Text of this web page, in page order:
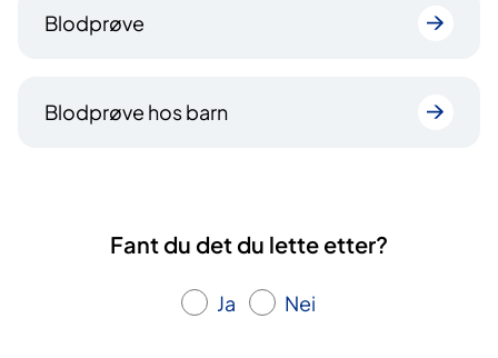
Blodprøve
Blodprøve hos barn
Fant du det du lette etter?
Ja Nei